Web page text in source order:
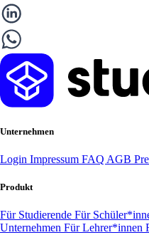
Unternehmen
Login Impressum FAQ AGB
Produkt
Für Studierende Für
Unternehmen Für Lehrer*innen